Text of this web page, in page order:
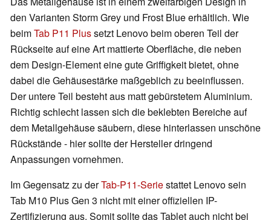
den Varianten Storm Grey und Frost Blue erhältlich. Wie
beimTab P11 Plussetzt Lenovo beim oberen Teil der
Rückseite auf eine Art mattierte Oberfläche, die neben
dem Design-Element eine gute Griffigkeit bietet, ohne
dabei die Gehäusestärke maßgeblich zu beeinflussen.
Der untere Teil besteht aus matt gebürstetem Aluminium.
Richtig schlecht lassen sich die beklebten Bereiche auf
dem Metallgehäuse säubern, diese hinterlassen unschöne
Rückstände - hier sollte der Hersteller dringend
Anpassungen vornehmen.
Im Gegensatz zu derTab-P11-Seriestattet Lenovo sein
Tab M10 Plus Gen 3 nicht mit einer offiziellen IP-
Zertifizierung aus. Somit sollte das Tablet auch nicht bei